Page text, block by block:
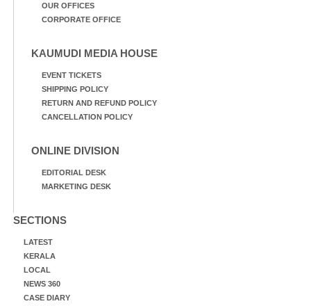
OUR OFFICES
CORPORATE OFFICE
KAUMUDI MEDIA HOUSE
EVENT TICKETS
SHIPPING POLICY
RETURN AND REFUND POLICY
CANCELLATION POLICY
ONLINE DIVISION
EDITORIAL DESK
MARKETING DESK
SECTIONS
LATEST
KERALA
LOCAL
NEWS 360
CASE DIARY